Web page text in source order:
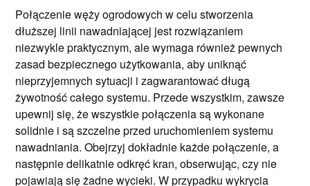
Połączenie węży ogrodowych w celu stworzenia
dłuższej linii nawadniającej jest rozwiązaniem
niezwykle praktycznym, ale wymaga również pewnych
zasad bezpiecznego użytkowania, aby uniknąć
nieprzyjemnych sytuacji i zagwarantować długą
żywotność całego systemu. Przede wszystkim, zawsze
upewnij się, że wszystkie połączenia są wykonane
solidnie i są szczelne przed uruchomieniem systemu
nawadniania. Obejrzyj dokładnie każde połączenie, a
następnie delikatnie odkręć kran, obserwując, czy nie
pojawiają się żadne wycieki. W przypadku wykrycia